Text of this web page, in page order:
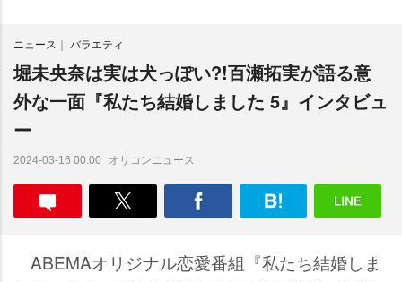
ニュース バラエティ
堀未央奈は実は犬っぽい?!百瀬拓実が語る意
外な一面『私たち結婚しました 5』インタビュ
ー
2024-03-16 00:00 オリコンニュース
ABEMAオリジナル恋愛番組『私たち結婚しま